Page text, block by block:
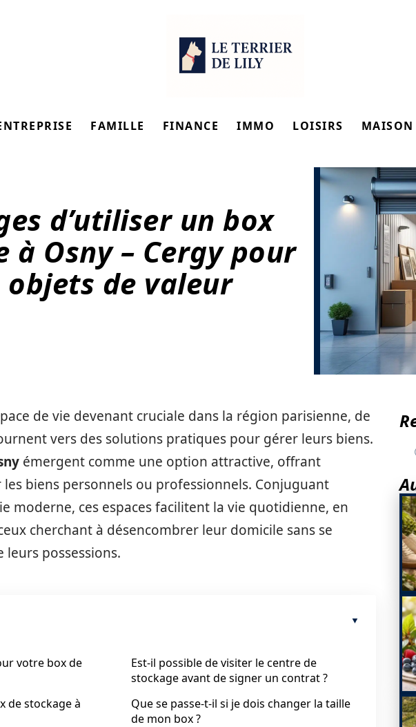
FAMILLE FINANCE IMMO LOISIRS MAISON
d’utiliser un box
à Osny – Cergy pour
de valeur
de vie devenant cruciale dans la région parisienne, de
vers des solutions pratiques pour gérer leurs biens.
émergent comme une option attractive, offrant
biens personnels ou professionnels. Conjuguant
moderne, ces espaces facilitent la vie quotidienne, en
cherchant à désencombrer leur domicile sans se
possessions.
votre box de
de stockage à
Est-il possible de visiter le centre de
stockage avant de signer un contrat ?
Que se passe-t-il si je dois changer la taille
de mon box ?